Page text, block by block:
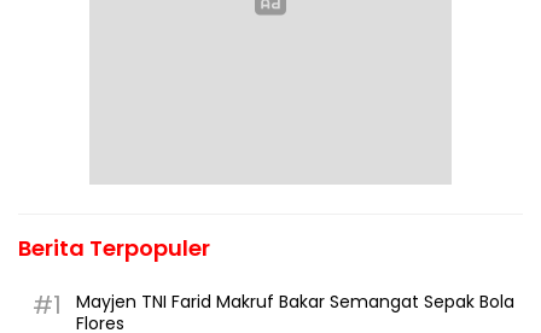
Berita Terpopuler
#1
Mayjen TNI Farid Makruf Bakar Semangat Sepak Bola
Flores